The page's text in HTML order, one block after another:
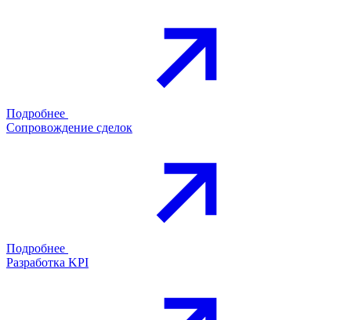
Подробнее
Сопровождение сделок
Подробнее
Разработка KPI